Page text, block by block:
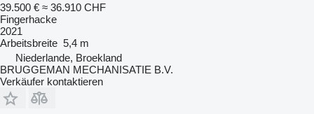
39.500 € ≈ 36.910 CHF
Fingerhacke
2021
Arbeitsbreite 5,4 m
Niederlande, Broekland
BRUGGEMAN MECHANISATIE B.V.
Verkäufer kontaktieren